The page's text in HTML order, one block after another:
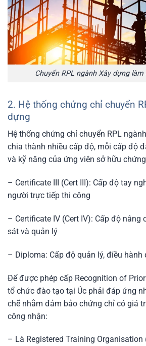
Chuyển RPL ngành Xây dựng
2. Hệ thống chứng chỉ chuyển
dựng
Hệ thống chứng chỉ chuyển RPL
chia thành nhiều cấp độ, mỗi cấp độ
và kỹ năng của ứng viên sở hữu
– Certificate III (Cert III): Cấp độ tay
người trực tiếp thi công
– Certificate IV (Cert IV): Cấp độ nâng
sát và quản lý
– Diploma: Cấp độ quản lý, điều hành
Để được phép cấp Recognition of
tổ chức đào tạo tại Úc phải đáp ứng
chẽ nhằm đảm bảo chứng chỉ có giá
công nhận:
– Là Registered Training Organisation